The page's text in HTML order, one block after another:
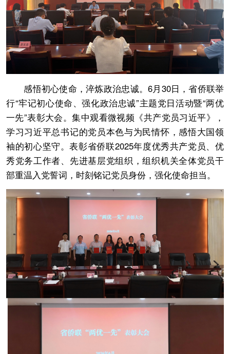
感悟初心使命，淬炼政治忠诚。6月30日，省侨联举
行“牢记初心使命、强化政治忠诚”主题党日活动暨“两优
一先”表彰大会。集中观看微视频《共产党员习近平》，
学习习近平总书记的党员本色与为民情怀，感悟大国领
袖的初心坚守。表彰省侨联2025年度优秀共产党员、优
秀党务工作者、先进基层党组织，组织机关全体党员干
部重温入党誓词，时刻铭记党员身份，强化使命担当。